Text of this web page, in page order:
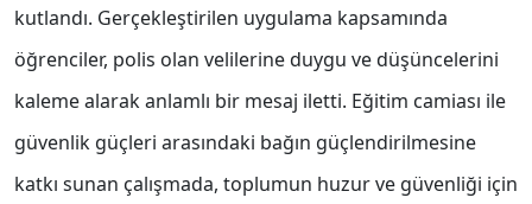
kutlandı. Gerçekleştirilen uygulama kapsamında
öğrenciler, polis olan velilerine duygu ve düşüncelerini
kaleme alarak anlamlı bir mesaj iletti. Eğitim camiası ile
güvenlik güçleri arasındaki bağın güçlendirilmesine
katkı sunan çalışmada, toplumun huzur ve güvenliği için